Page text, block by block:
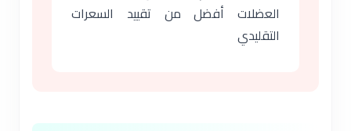
العضلات أفضل من تقييد السعرات
التقليدي